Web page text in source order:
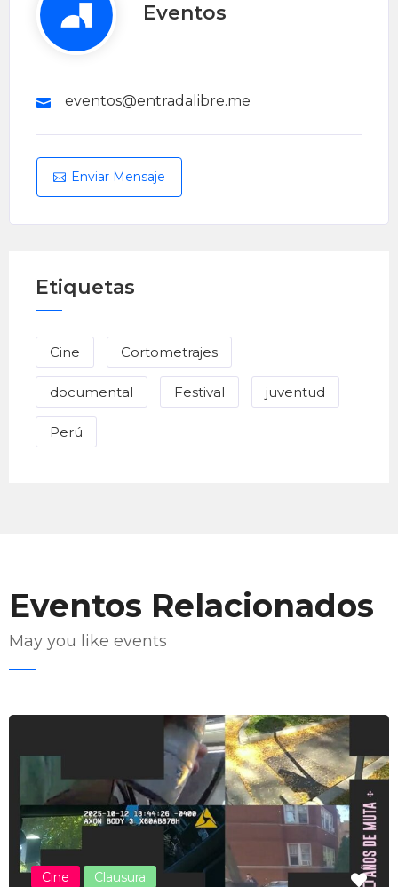
Eventos
eventos@entradalibre.me
Enviar Mensaje
Etiquetas
Cine Cortometrajes
documental Festival juventud
Perú
Eventos Relacionados
May you like events
Cine Clausura